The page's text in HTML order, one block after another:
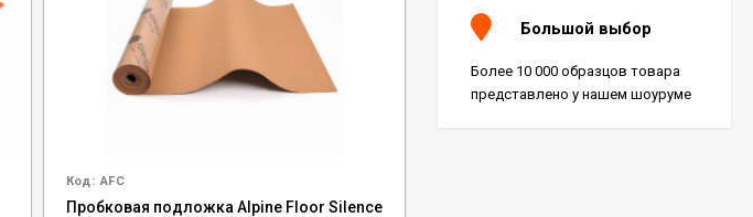
Код: AFC
Пробковая подложка Alpine Floor Silence
Большой выбор
Более 10 000 образцов товара
представлено у нашем шоуруме